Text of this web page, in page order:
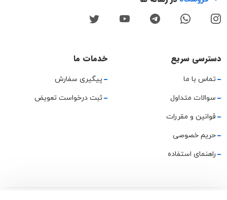
دسترسی سریع
تماس با ما
سوالات متداول
قوانین و مقررات
حریم خصوصی
راهنمای استفاده
خدمات ما
پیگیری سفارش
ثبت درخواست تعویض